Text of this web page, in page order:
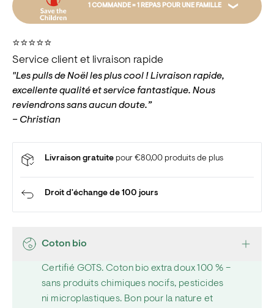
1 COMMANDE = 1 REPAS POUR UNE FAMILLE
une famille en finançant des semences. Le don est
versé au fonds d’urgence pour l’enfance, qui peut
aider à fournir des repas, du matériel scolaire et bien
plus encore. Nous faisons un don pour chaque
commande à Save the Children.
⭐️⭐️⭐️⭐️⭐️
Service client et livraison rapide
"Les pulls de Noël les plus cool ! Livraison rapide,
excellente qualité et service fantastique. Nous
reviendrons sans aucun doute.”
– Christian
Livraison gratuite pour €80,00 produits de plus
Droit d'échange de 100 jours
Coton bio
Certifié GOTS. Coton bio extra doux 100 % –
sans produits chimiques nocifs, pesticides
ni microplastiques. Bon pour la nature et